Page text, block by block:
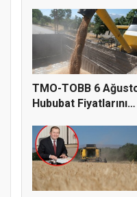
TMO-TOBB 6
Hububat Fiyatlarını